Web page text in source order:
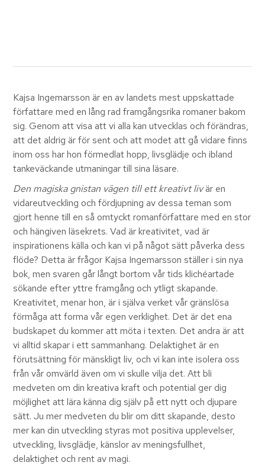
Kajsa Ingemarsson är en av landets mest uppskattade
författare med en lång rad framgångsrika romaner bakom
sig. Genom att visa att vi alla kan utvecklas och förändras,
att det aldrig är för sent och att modet att gå vidare finns
inom oss har hon förmedlat hopp, livsglädje och ibland
tankeväckande utmaningar till sina läsare.
Den magiska gnistan vägen till ett kreativt livär en
vidareutveckling och fördjupning av dessa teman som
gjort henne till en så omtyckt romanförfattare med en stor
och hängiven läsekrets. Vad är kreativitet, vad är
inspirationens källa och kan vi på något sätt påverka dess
flöde? Detta är frågor Kajsa Ingemarsson ställer i sin nya
bok, men svaren går långt bortom vår tids klichéartade
sökande efter yttre framgång och ytligt skapande.
Kreativitet, menar hon, är i själva verket vår gränslösa
förmåga att forma vår egen verklighet. Det är det ena
budskapet du kommer att möta i texten. Det andra är att
vi alltid skapar i ett sammanhang. Delaktighet är en
förutsättning för mänskligt liv, och vi kan inte isolera oss
från vår omvärld även om vi skulle vilja det. Att bli
medveten om din kreativa kraft och potential ger dig
möjlighet att lära känna dig själv på ett nytt och djupare
sätt. Ju mer medveten du blir om ditt skapande, desto
mer kan din utveckling styras mot positiva upplevelser,
utveckling, livsglädje, känslor av meningsfullhet,
delaktighet och rent av magi.